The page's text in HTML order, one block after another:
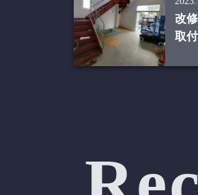
改
取